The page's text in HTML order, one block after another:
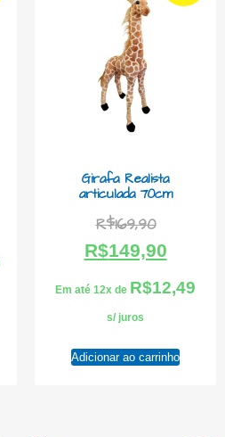
Girafa Realista
articulada 70cm
R$169,90
R$149,90
Em até 12x de R$12,49
s/ juros
Adicionar ao carrinho